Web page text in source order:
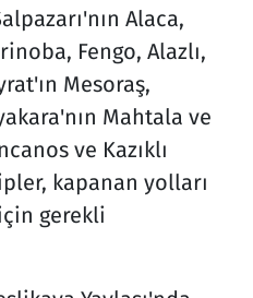
Alaca,
Fengo, Alazlı,
Mesoraş,
Mahtala ve
ve Kazıklı
kapanan yolları
gerekli